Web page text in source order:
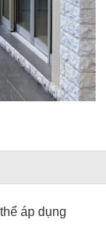
áp dụng